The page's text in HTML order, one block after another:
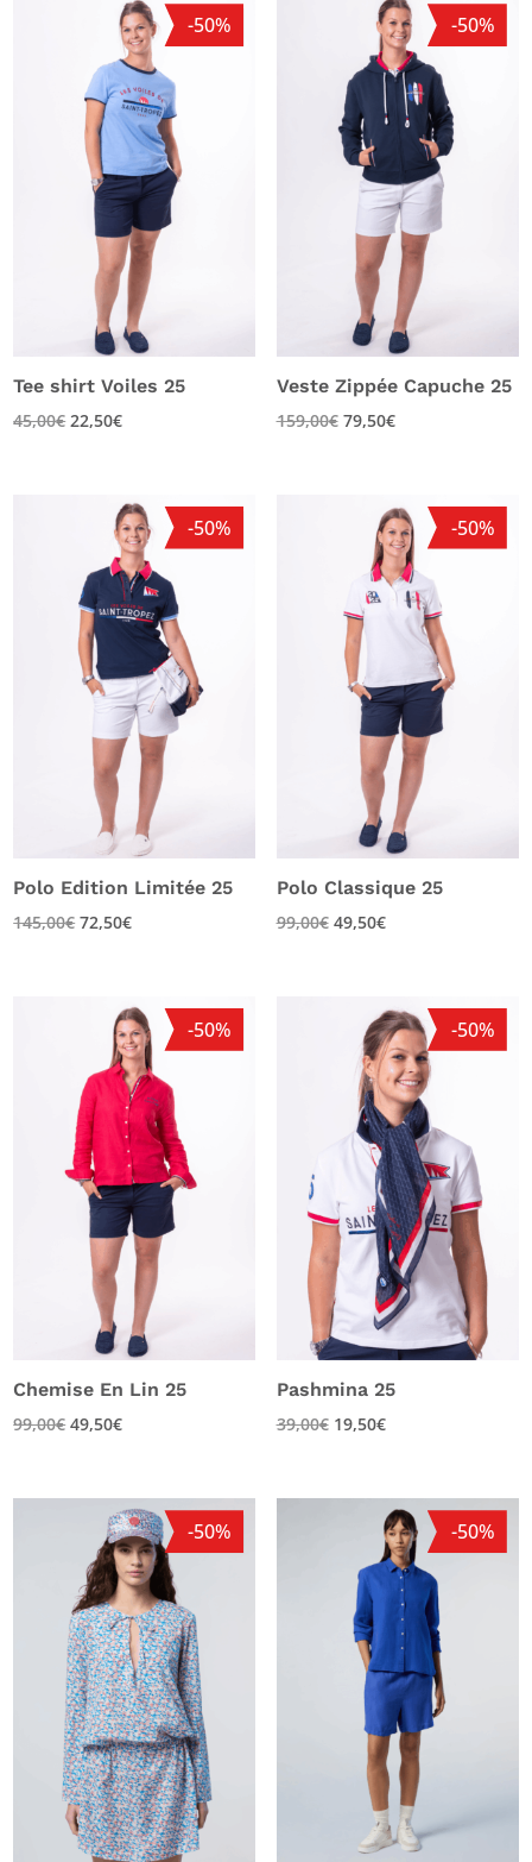
-50%
Tee shirt Voiles 25
45,00€ 22,50€
-50%
Veste Zippée Capuche 25
159,00€ 79,50€
-50%
Polo Edition Limitée 25
145,00€ 72,50€
-50%
Polo Classique 25
99,00€ 49,50€
-50%
Chemise En Lin 25
99,00€ 49,50€
-50%
Pashmina 25
39,00€ 19,50€
-50% -50%